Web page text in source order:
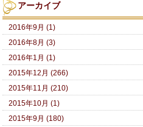
アーカイブ
2016年9月 (1)
2016年8月 (3)
2016年1月 (1)
2015年12月 (266)
2015年11月 (210)
2015年10月 (1)
2015年9月 (180)